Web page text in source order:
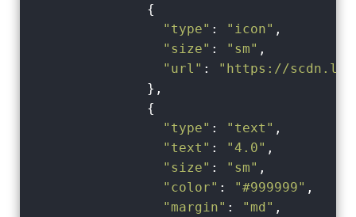
              {
"type" : "icon" ,
"size" : "sm" ,
"url" :
"https://
              },
              {
"type" : "text" ,
"text" : "4.0" ,
"size" : "sm" ,
"color" : "#999999" ,
"margin" : "md" ,